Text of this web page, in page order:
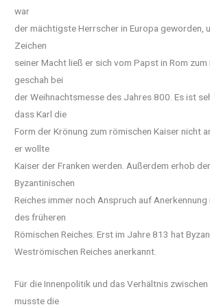
war
der mächtigste Herrscher in Europa geworden,
Zeichen
seiner Macht ließ er sich vom Papst in Rom zum
geschah bei
der Weihnachtsmesse des Jahres 800. Es ist
dass Karl die
Form der Krönung zum römischen Kaiser nicht
er wollte
Kaiser der Franken werden. Außerdem erhob
Byzantinischen
Reiches immer noch Anspruch auf
des früheren
Römischen Reiches. Erst im Jahre 813 hat
Weströmischen Reiches anerkannt.
Für die Innenpolitik und das Verhältnis zwischen
musste die